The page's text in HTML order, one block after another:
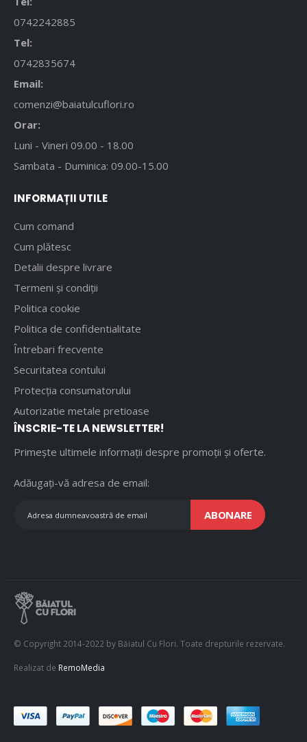
0742242885
Tel:
0742835674
Email:
comenzi@baiatulcuflori.ro
Orar:
Luni - Vineri 09.00 - 18.00
Sambata - Duminica: 09.00-15.00
INFORMAȚII UTILE
Cum comand
Cum plătesc
Detalii despre livrare
Termeni și condiții
Politica cookie
Politica de confidentialitate
Întrebari frecvente
Securitatea contului
Protecția consumatorului
Autorizatie metale pretioase
ÎNSCRIE-TE LA NEWSLETTER!
Primește ultimele informații despre promoții și oferte.
Adăugați-vă adresa de email:
ABONARE
© Copyright 2014-2022 by Băiatul Cu Flori. Toate drepturile rezervate.
Realizat de RemoMedia